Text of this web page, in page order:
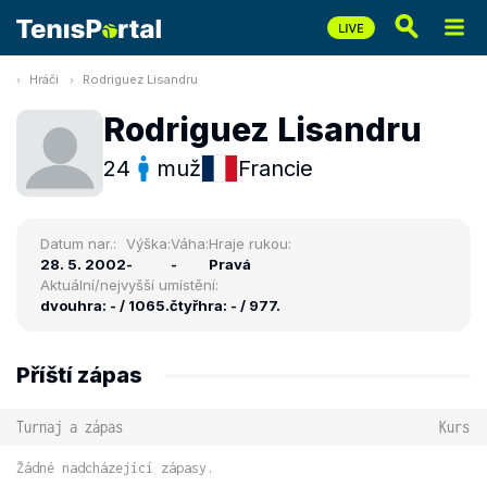
Hráči Rodriguez Lisandru
Rodriguez Lisandru
24 muž Francie
Datum nar.:
28. 5. 2002
Výška:
-
Váha:
-
Hraje rukou:
Pravá
Aktuální/nejvyšší umístění:
dvouhra: - / 1065.čtyřhra: - / 977.
Příští zápas
Turnaj a zápas Kurs
Žádné nadcházející zápasy.